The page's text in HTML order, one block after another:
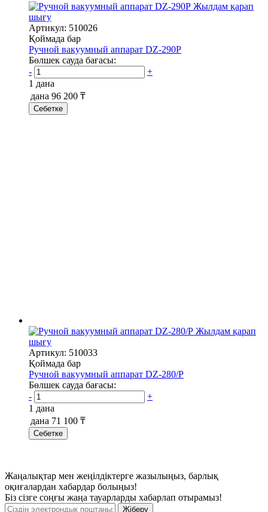
Жылдам қарап
шығу
Артикул: 510026
Қоймада бар
Ручной вакуумный аппарат DZ-290P
Бөлшек сауда бағасы:
-
+
1 дана
дана 96 200 ₸
Себетке
Жылдам қарап
шығу
Артикул: 510033
Қоймада бар
Ручной вакуумный аппарат DZ-280/P
Бөлшек сауда бағасы:
-
+
1 дана
дана 71 100 ₸
Себетке
Жаңалықтар мен жеңілдіктерге жазылыңыз, барлық
оқиғалардан хабардар болыңыз!
Біз сізге соңғы жаңа тауарларды хабарлап отырамыз!